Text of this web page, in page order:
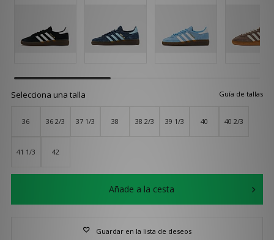
Guía de tallas
Selecciona una talla
36 36 2/3 37 1/3 38 38 2/3 39 1/3 40 40 2/3
41 1/3 42
Añade a la cesta
Guardar en la lista de deseos